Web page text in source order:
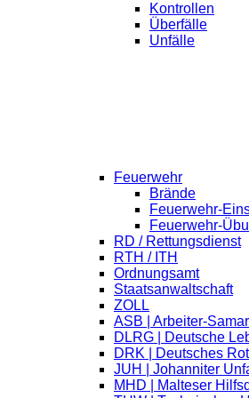
Kontrollen
Überfälle
Unfälle
Feuerwehr
Brände
Feuerwehr-
Feuerwehr-
RD / Rettungsdienst
RTH / ITH
Ordnungsamt
Staatsanwaltschaft
ZOLL
ASB | Arbeiter-
DLRG | Deutsche
DRK | Deutsches
JUH | Johanniter
MHD | Malteser